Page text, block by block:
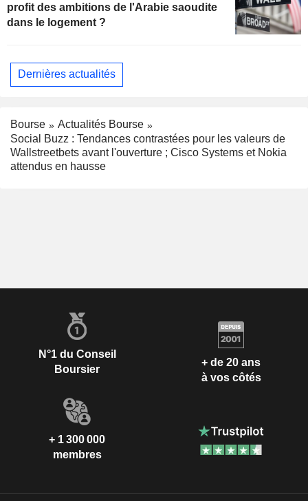
profit des ambitions de l'Arabie saoudite
dans le logement ?
Dernières actualités
Bourse
Actualités Bourse
Social Buzz : Tendances contrastées pour les valeurs de
Wallstreetbets avant l'ouverture ; Cisco Systems et Nokia
attendus en hausse
N°1 du Conseil
Boursier
+ de 20 ans
à vos côtés
+ 1 300 000
membres